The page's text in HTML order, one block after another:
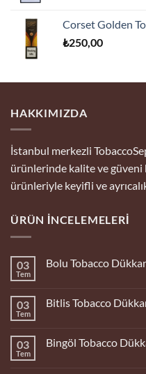
Corset Golden
₺250,00
HAKKIMIZDA
İstanbul merkezli
ürünlerinde kalite ve güveni
ürünleriyle keyifli ve
ÜRÜN İNCELEMELERI
03
Tem
Bolu Tobacco
Tobacco
03
Tem
Bitlis Tobacco
Tobacco
03
Tem
Bingöl Tobacco